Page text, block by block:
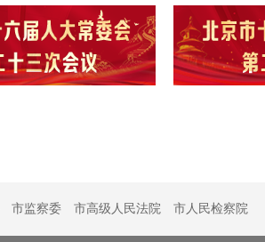
市监察委 市高级人民法院 市人民检察院